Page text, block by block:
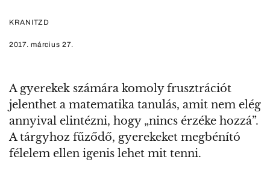
KRANITZD
2017. március 27.
A gyerekek számára komoly frusztrációt
jelenthet a matematika tanulás, amit nem elég
annyival elintézni, hogy „nincs érzéke hozzá”.
A tárgyhoz fűződő, gyerekeket megbénító
félelem ellen igenis lehet mit tenni.